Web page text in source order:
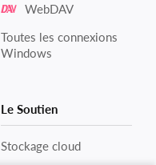
WebDAV
Toutes les connexions
Windows
Le Soutien
Stockage cloud